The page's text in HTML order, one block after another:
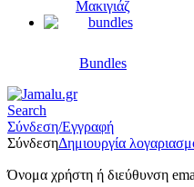
Μακιγιάζ
Bundles
Search
Σύνδεση/Εγγραφή
ΣύνδεσηΔημιουργία
Όνομα χρήστη ή διεύθυνση